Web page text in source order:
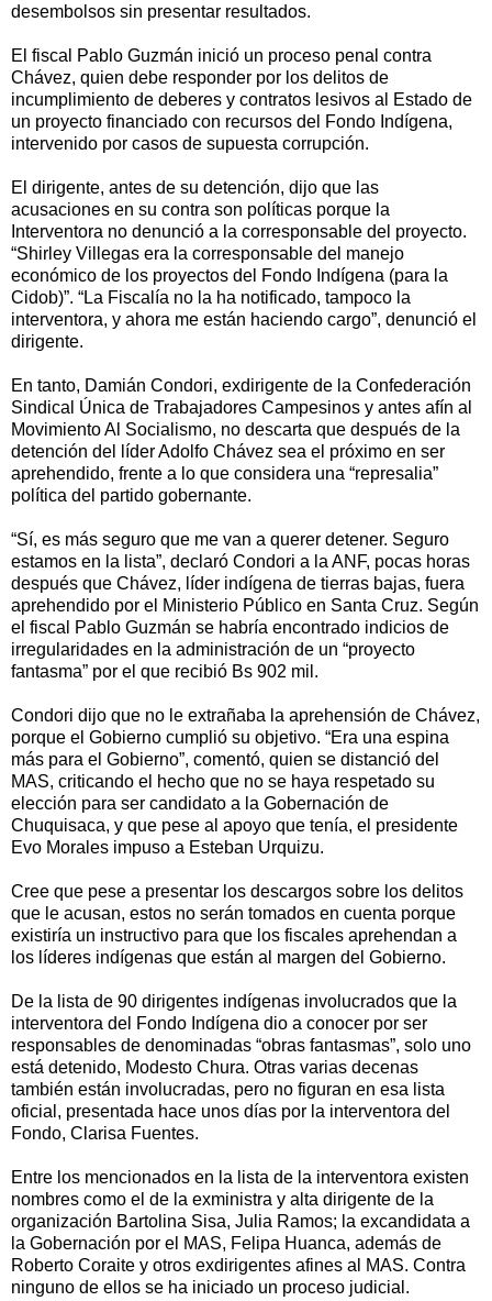
desembolsos sin presentar resultados.
El fiscal Pablo Guzmán inició un proceso penal contra
Chávez, quien debe responder por los delitos de
incumplimiento de deberes y contratos lesivos al Estado de
un proyecto financiado con recursos del Fondo Indígena,
intervenido por casos de supuesta corrupción.
El dirigente, antes de su detención, dijo que las
acusaciones en su contra son políticas porque la
Interventora no denunció a la corresponsable del proyecto.
“Shirley Villegas era la corresponsable del manejo
económico de los proyectos del Fondo Indígena (para la
Cidob)”. “La Fiscalía no la ha notificado, tampoco la
interventora, y ahora me están haciendo cargo”, denunció el
dirigente.
En tanto, Damián Condori, exdirigente de la Confederación
Sindical Única de Trabajadores Campesinos y antes afín al
Movimiento Al Socialismo, no descarta que después de la
detención del líder Adolfo Chávez sea el próximo en ser
aprehendido, frente a lo que considera una “represalia”
política del partido gobernante.
“Sí, es más seguro que me van a querer detener. Seguro
estamos en la lista”, declaró Condori a la ANF, pocas horas
después que Chávez, líder indígena de tierras bajas, fuera
aprehendido por el Ministerio Público en Santa Cruz. Según
el fiscal Pablo Guzmán se habría encontrado indicios de
irregularidades en la administración de un “proyecto
fantasma” por el que recibió Bs 902 mil.
Condori dijo que no le extrañaba la aprehensión de Chávez,
porque el Gobierno cumplió su objetivo. “Era una espina
más para el Gobierno”, comentó, quien se distanció del
MAS, criticando el hecho que no se haya respetado su
elección para ser candidato a la Gobernación de
Chuquisaca, y que pese al apoyo que tenía, el presidente
Evo Morales impuso a Esteban Urquizu.
Cree que pese a presentar los descargos sobre los delitos
que le acusan, estos no serán tomados en cuenta porque
existiría un instructivo para que los fiscales aprehendan a
los líderes indígenas que están al margen del Gobierno.
De la lista de 90 dirigentes indígenas involucrados que la
interventora del Fondo Indígena dio a conocer por ser
responsables de denominadas “obras fantasmas”, solo uno
está detenido, Modesto Chura. Otras varias decenas
también están involucradas, pero no figuran en esa lista
oficial, presentada hace unos días por la interventora del
Fondo, Clarisa Fuentes.
Entre los mencionados en la lista de la interventora existen
nombres como el de la exministra y alta dirigente de la
organización Bartolina Sisa, Julia Ramos; la excandidata a
la Gobernación por el MAS, Felipa Huanca, además de
Roberto Coraite y otros exdirigentes afines al MAS. Contra
ninguno de ellos se ha iniciado un proceso judicial.